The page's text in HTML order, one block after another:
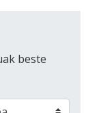
beste